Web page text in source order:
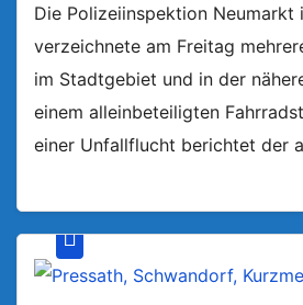
Die Polizeiinspektion Neumarkt
verzeichnete am Freitag
im Stadtgebiet und in der
einem alleinbeteiligten
einer Unfallflucht berichtet der